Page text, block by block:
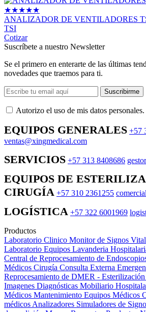
★★★★★
ANALIZADOR DE VENTILADORES
TSI
Cotizar
Suscríbete a nuestro Newsletter
Se el primero en enterarte de las últimas
novedades que traemos para ti.
Suscribirme
Autorizo ​​el uso de mis datos personales.
EQUIPOS GENERALES +57
ventas@xingmedical.com
SERVICIOS +57 313 8408686
EQUIPOS DE
CIRUGÍA +57 310 2361255
LOGÍSTICA +57 322 6001969
Productos
Laboratorio Clinico Monitor de Signos
Laboratorio Equipos Lavanderia
Central de Reprocesamiento de
Médicos Cirugía Consulta Externa
Reprocesamiento de DMER - Esterilización
Imagenes Diagnósticas Mobiliario
Médicos Mantenimiento Equipos Médicos
médicos Analizadores Simuladores de